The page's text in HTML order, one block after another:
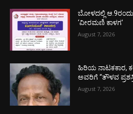
ಬೋಳದಲ್ಲಿ
‘ವೀರಮಣಿ ಕಾಳಗ’
August 7, 2026
ಹಿರಿಯ ನಾಟಕಕಾರ,
ಅವರಿಗೆ “ತೌಳವ
August 7, 2026